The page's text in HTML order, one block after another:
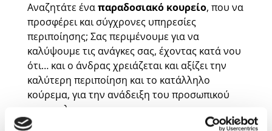
​Αναζητάτε έναπαραδοσιακό κουρείο, που να
προσφέρει και σύγχρονες υπηρεσίες
περιποίησης; Σας περιμένουμε για να
καλύψουμε τις ανάγκες σας, έχοντας κατά νου
ότι… και ο άνδρας χρειάζεται και αξίζει την
καλύτερη περιποίηση και το κατάλληλο
κούρεμα, για την ανάδειξη του προσωπικού
του στυλ.